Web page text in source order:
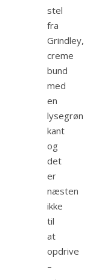
stel
fra
Grindley,
creme
bund
med
en
lysegrøn
kant
og
det
er
næsten
ikke
til
at
opdrive
–